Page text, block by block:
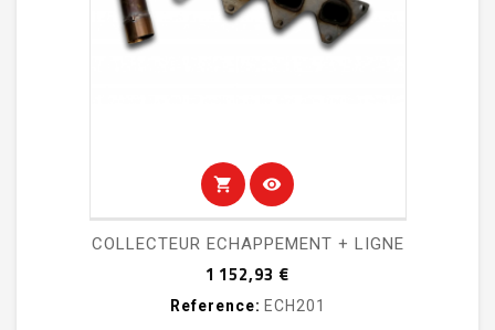
shopping_cart visibility
COLLECTEUR ECHAPPEMENT + LIGNE
1 152,93 €
Reference: ECH201